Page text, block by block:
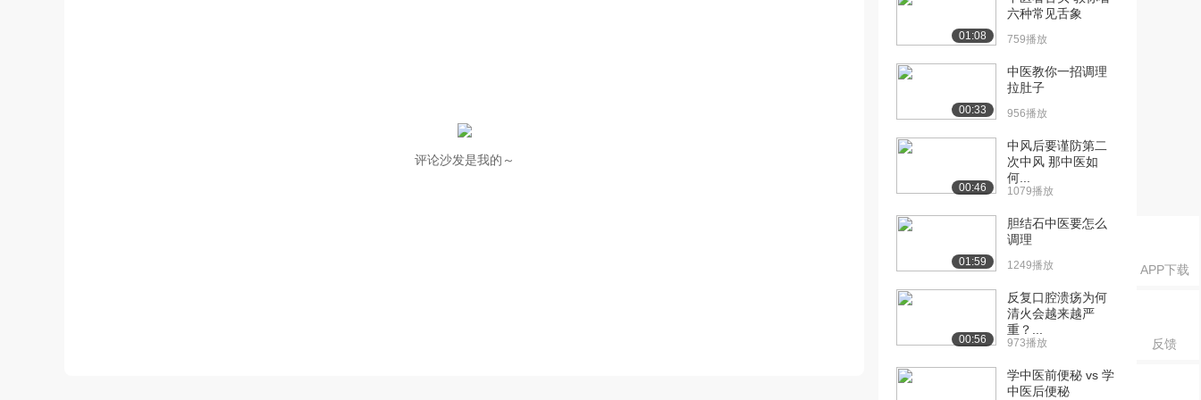
APP下载
反馈
评论沙发是我的～
01:08
六种常见舌象
759播放
00:33
中医教你一招调理
拉肚子
956播放
00:46
中风后要谨防第二
次中风 那中医如
何...
1079播放
01:59
胆结石中医要怎么
调理
1249播放
00:56
反复口腔溃疡为何
清火会越来越严
重？...
973播放
学中医前便秘 vs 学
中医后便秘